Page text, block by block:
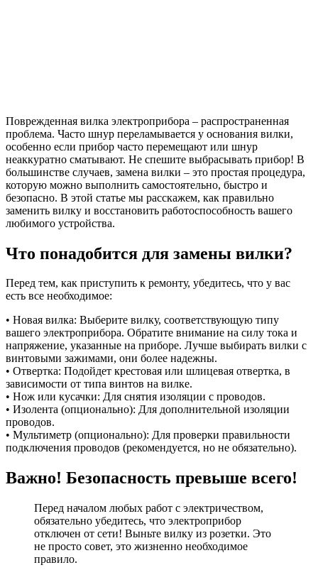
Поврежденная вилка электроприбора – распространенная
проблема. Часто шнур переламывается у основания вилки,
особенно если прибор часто перемещают или шнур
неаккуратно сматывают. Не спешите выбрасывать прибор! В
большинстве случаев, замена вилки – это простая процедура,
которую можно выполнить самостоятельно, быстро и
безопасно. В этой статье мы расскажем, как правильно
заменить вилку и восстановить работоспособность вашего
любимого устройства.
Что понадобится для замены вилки?
Перед тем, как приступить к ремонту, убедитесь, что у вас
есть все необходимое:
• Новая вилка: Выберите вилку, соответствующую типу
вашего электроприбора. Обратите внимание на силу тока и
напряжение, указанные на приборе. Лучше выбирать вилки с
винтовыми зажимами, они более надежны.
• Отвертка: Подойдет крестовая или шлицевая отвертка, в
зависимости от типа винтов на вилке.
• Нож или кусачки: Для снятия изоляции с проводов.
• Изолента (опционально): Для дополнительной изоляции
проводов.
• Мультиметр (опционально): Для проверки правильности
подключения проводов (рекомендуется, но не обязательно).
Важно! Безопасность превыше всего!
Перед началом любых работ с электричеством,
обязательно убедитесь, что электроприбор
отключен от сети! Выньте вилку из розетки. Это
не просто совет, это жизненно необходимое
правило.